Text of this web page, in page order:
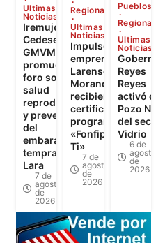
Ultimas
Noticias
Iremujer,
Cedesex y
GMVM
promueven
foro sobre
salud
reproductiva
y prevención
del
embarazo
temprano en
Lara
7 de
agosto
de
2026
Regional
Ultimas
Noticias
Impulso al
emprendimiento
Larense: 262
Morandinos
recibieron
certificados del
programa
«Fonfip Llega a
Ti»
7 de
agosto
de
2026
Pueblos
Regional
Ultimas
Noticias
Reyes
Reyes
activó el
Pozo N°3
del
Vidrio
6 de
agosto
de
2026